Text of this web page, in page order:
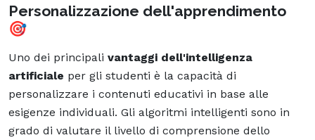
Personalizzazione dell'apprendimento
🎯
Uno dei principali vantaggi dell'intelligenza
artificiale per gli studenti è la capacità di
personalizzare i contenuti educativi in base alle
esigenze individuali. Gli algoritmi intelligenti sono in
grado di valutare il livello di comprensione dello